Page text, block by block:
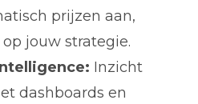
prijzen aan,
jouw strategie.
Inzicht
dashboards en